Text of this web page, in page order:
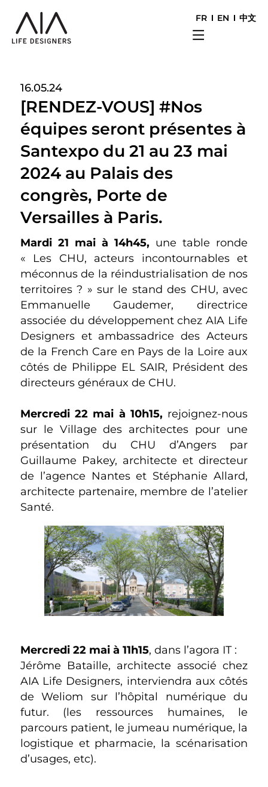
FR EN 中文
16.05.24
[RENDEZ-VOUS] #Nos
équipes seront présentes à
Santexpo du 21 au 23 mai
2024 au Palais des
congrès, Porte de
Versailles à Paris.
Mardi 21 mai à 14h45, une table ronde
« Les CHU, acteurs incontournables et
méconnus de la réindustrialisation de nos
territoires ? » sur le stand des CHU, avec
Emmanuelle Gaudemer, directrice
associée du développement chez AIA Life
Designers et ambassadrice des Acteurs
de la French Care en Pays de la Loire aux
côtés de Philippe EL SAIR, Président des
directeurs généraux de CHU.
Mercredi 22 mai à 10h15, rejoignez-nous
sur le Village des architectes pour une
présentation du CHU d’Angers par
Guillaume Pakey, architecte et directeur
de l’agence Nantes et Stéphanie Allard,
architecte partenaire, membre de l’atelier
Santé.
Mercredi 22 mai à 11h15, dans l’agora IT :
Jérôme Bataille, architecte associé chez
AIA Life Designers, interviendra aux côtés
de Weliom sur l’hôpital numérique du
futur. (les ressources humaines, le
parcours patient, le jumeau numérique, la
logistique et pharmacie, la scénarisation
d’usages, etc).